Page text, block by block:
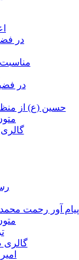
در
در
حسین (ع) از
پیام آور رحمت
گالری